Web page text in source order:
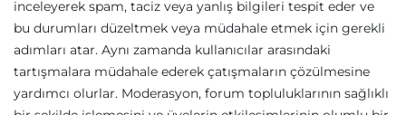
inceleyerek spam, taciz veya yanlış bilgileri tespit eder ve
bu durumları düzeltmek veya müdahale etmek için gerekli
adımları atar. Aynı zamanda kullanıcılar arasındaki
tartışmalara müdahale ederek çatışmaların çözülmesine
yardımcı olurlar. Moderasyon, forum topluluklarının sağlıklı